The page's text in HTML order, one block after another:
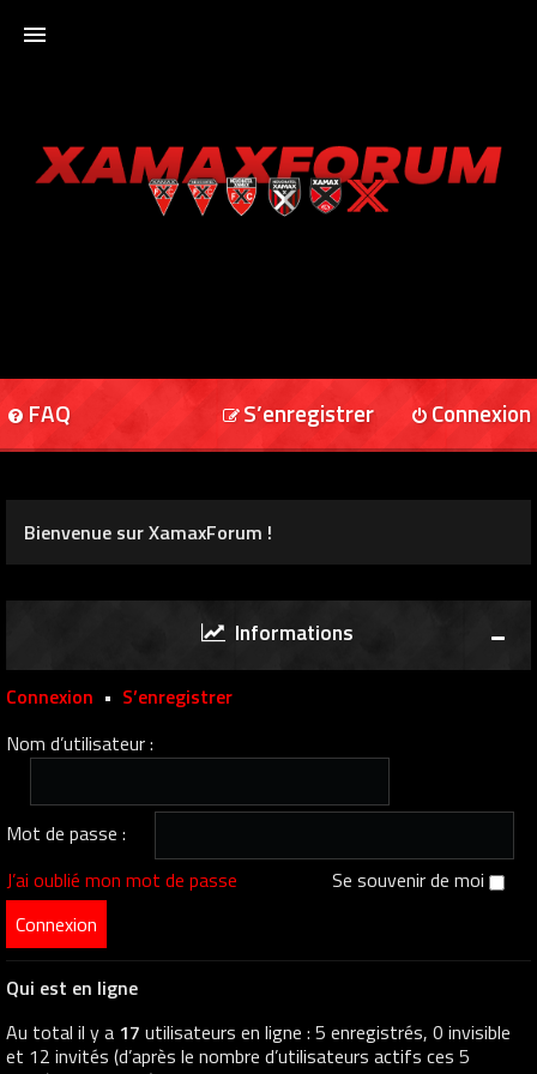
XAMAXFORUM
FAQ Connexion
S’enregistrer
Bienvenue sur XamaxForum !
Informations
Connexion • S’enregistrer
Nom d’utilisateur :
Mot de passe :
J’ai oublié mon mot de passe
Se souvenir de moi
Qui est en ligne
Au total il y a 17 utilisateurs en ligne : 5 enregistrés, 0 invisible
et 12 invités (d’après le nombre d’utilisateurs actifs ces 5